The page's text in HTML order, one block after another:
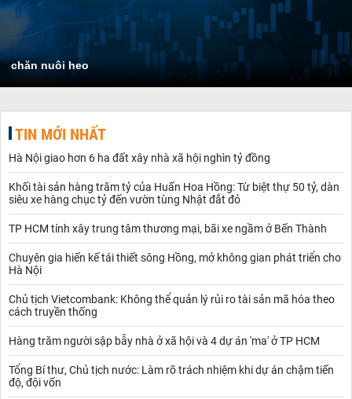
chăn nuôi heo
TIN MỚI NHẤT
Hà Nội giao hơn 6 ha đất xây nhà xã hội nghìn tỷ đồng
Khối tài sản hàng trăm tỷ của Huấn Hoa Hồng: Từ biệt thự 50 tỷ, dàn
siêu xe hàng chục tỷ đến vườn tùng Nhật đắt đỏ
TP HCM tính xây trung tâm thương mại, bãi xe ngầm ở Bến Thành
Chuyên gia hiến kế tái thiết sông Hồng, mở không gian phát triển cho
Hà Nội
Chủ tịch Vietcombank: Không thể quản lý rủi ro tài sản mã hóa theo
cách truyền thống
Hàng trăm người sập bẫy nhà ở xã hội và 4 dự án 'ma' ở TP HCM
Tổng Bí thư, Chủ tịch nước: Làm rõ trách nhiệm khi dự án chậm tiến
độ, đội vốn